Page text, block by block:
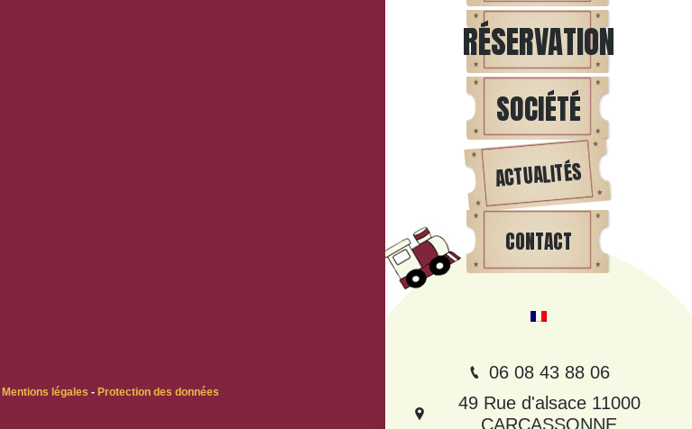
RÉSERVATION
SOCIÉTÉ
ACTUALITÉS
CONTACT
06 08 43 88 06
49 Rue d'alsace 11000
CARCASSONNE
Mentions légales - Protection des données